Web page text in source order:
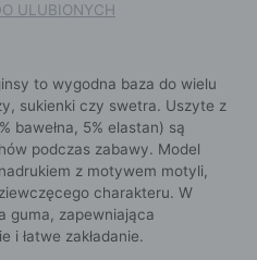
ULUBIONYCH
to wygodna baza do wielu
sukienki czy swetra. Uszyte z
bawełna, 5% elastan) są
podczas zabawy. Model
z motywem motyli,
charakteru. W
guma, zapewniająca
i łatwe zakładanie.